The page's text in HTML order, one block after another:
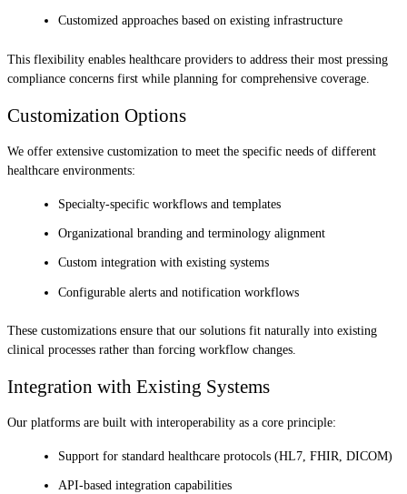
Customized approaches based on existing infrastructure
This flexibility enables healthcare providers to address their most pressing
compliance concerns first while planning for comprehensive coverage.
Customization Options
We offer extensive customization to meet the specific needs of different
healthcare environments:
Specialty-specific workflows and templates
Organizational branding and terminology alignment
Custom integration with existing systems
Configurable alerts and notification workflows
These customizations ensure that our solutions fit naturally into existing
clinical processes rather than forcing workflow changes.
Integration with Existing Systems
Our platforms are built with interoperability as a core principle:
Support for standard healthcare protocols (HL7, FHIR, DICOM)
API-based integration capabilities